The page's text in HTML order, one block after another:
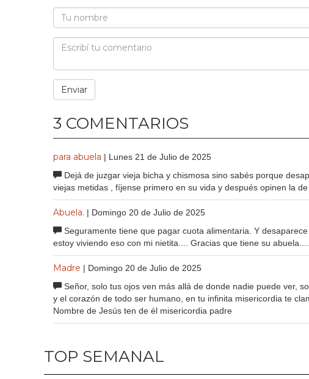
3 COMENTARIOS
para abuela | Lunes 21 de Julio de 2025
Dejá de juzgar vieja bicha y chismosa sino sabés porque
viejas metidas , fíjense primero en su vida y después opinen la
Abuela. | Domingo 20 de Julio de 2025
Seguramente tiene que pagar cuota alimentaria. Y
estoy viviendo eso con mi nietita.... Gracias que tiene su
Madre | Domingo 20 de Julio de 2025
Señor, solo tus ojos ven más allá de donde nadie puede ver,
y el corazón de todo ser humano, en tu infinita misericordia te
Nombre de Jesús ten de él misericordia padre
TOP SEMANAL